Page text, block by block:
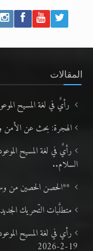
المقالات
رأيٌ في لغة المسيح
الهجرة: بحث عن الأمن
السلام..
**الحصن الحصين من
متطلَّبات التّحريك الجديد
19-2-2026